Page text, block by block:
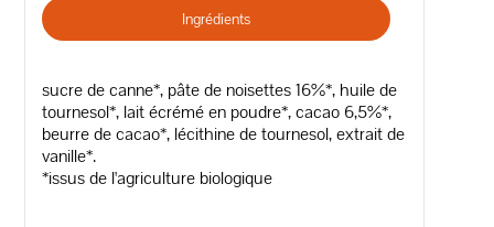
Ingrédients
sucre de canne*, pâte de noisettes 16%*, huile de
tournesol*, lait écrémé en poudre*, cacao 6,5%*,
beurre de cacao*, lécithine de tournesol, extrait de
vanille*.
*issus de l'agriculture biologique